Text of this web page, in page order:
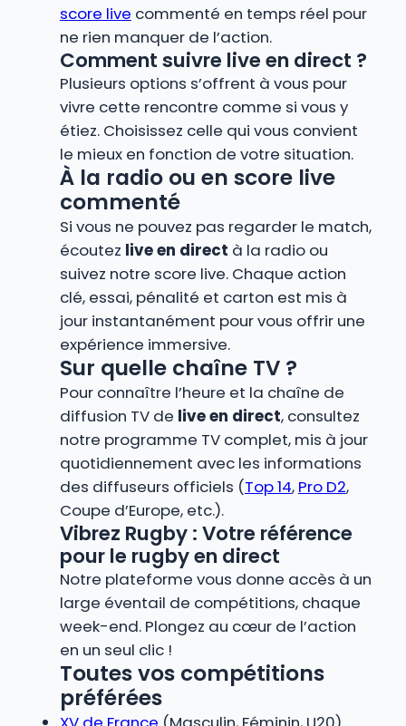
score live commenté en temps réel pour
ne rien manquer de l’action.
Comment suivre live en direct ?
Plusieurs options s’offrent à vous pour
vivre cette rencontre comme si vous y
étiez. Choisissez celle qui vous convient
le mieux en fonction de votre situation.
À la radio ou en score live
commenté
Si vous ne pouvez pas regarder le match,
écoutez live en direct à la radio ou
suivez notre score live. Chaque action
clé, essai, pénalité et carton est mis à
jour instantanément pour vous offrir une
expérience immersive.
Sur quelle chaîne TV ?
Pour connaître l’heure et la chaîne de
diffusion TV de live en direct, consultez
notre programme TV complet, mis à jour
quotidiennement avec les informations
des diffuseurs officiels (Top 14, Pro D2,
Coupe d’Europe, etc.).
Vibrez Rugby : Votre référence
pour le rugby en direct
Notre plateforme vous donne accès à un
large éventail de compétitions, chaque
week-end. Plongez au cœur de l’action
en un seul clic !
Toutes vos compétitions
préférées